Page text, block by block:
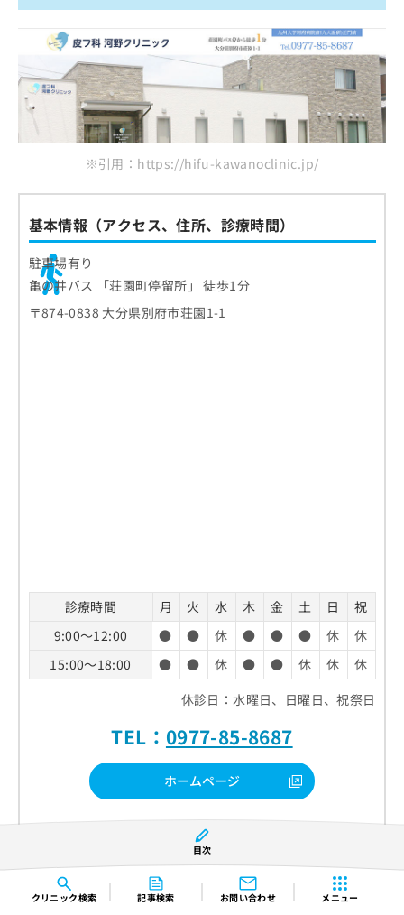
クリニック検索 記事検索 お問い合わせ メニュー
※引用：https://hifu-kawanoclinic.jp/
基本情報（アクセス、住所、診療時間）
駐車場有り
亀の井バス 「荘園町停留所」 徒歩1分
〒874-0838 大分県別府市荘園1-1
診療時間 月 火 水 木 金 土 日
祝
9:00～12:00
● ● 休 ● ● ● 休
休
15:00～18:00
● ● 休 ● ● 休 休
休
休診日：水曜日、日曜日、祝祭日
TEL： 0977-85-8687
ホームページ
皮フ科 河野クリニックの特徴
日本皮膚科学会認定皮膚科専門医による診療
目次